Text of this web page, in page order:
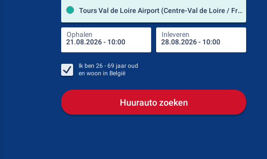
Tours Val de Loire Airport (Centre-Val de Loire / Frankrijk)
Ophalen Inleveren
Ik ben 26 - 69 jaar oud
en woon in België
Huurauto zoeken